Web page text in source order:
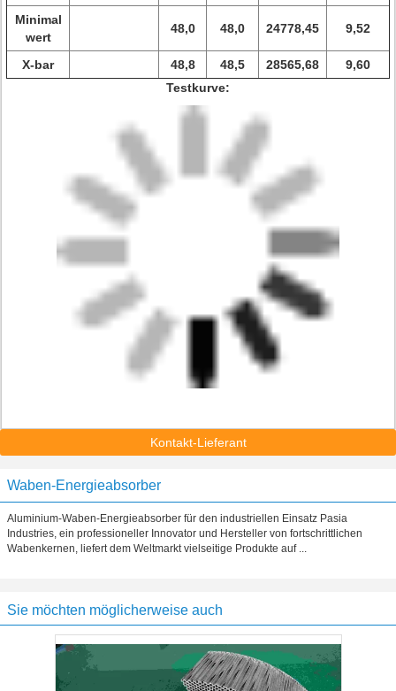
Minimal
wert
48,0 48,0 24778,45 9,52
X-bar 48,8 48,5 28565,68
9,60
Testkurve:
Kontakt-Lieferant
Waben-Energieabsorber
Aluminium-Waben-Energieabsorber für den industriellen Einsatz Pasia
Industries, ein professioneller Innovator und Hersteller von fortschrittlichen
Wabenkernen, liefert dem Weltmarkt vielseitige Produkte auf ...
Sie möchten möglicherweise auch